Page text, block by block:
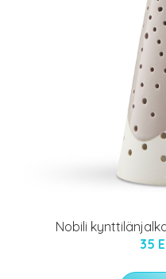
Nobili
35